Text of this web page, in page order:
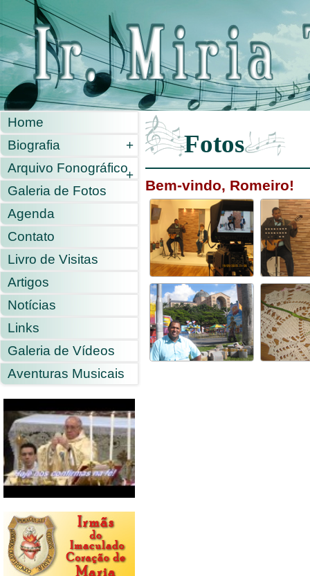
Home
Biografia
+
Arquivo Fonográfico+
Galeria de Fotos
Agenda
Contato
Livro de Visitas
Artigos
Notícias
Links
Galeria de Vídeos
Aventuras Musicais
Fotos
Bem-vindo, Romeiro!